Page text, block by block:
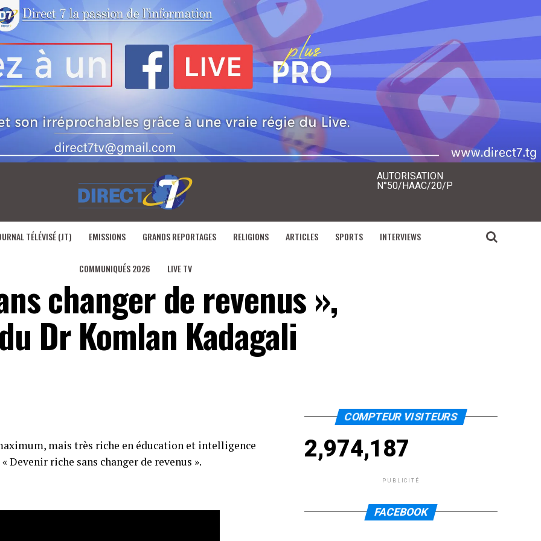
AUTORISATION
N°50/HAAC/20/P
TÉLÉVISÉ (JT) EMISSIONS GRANDS REPORTAGES RELIGIONS ARTICLES SPORTS INTERVIEWS
COMMUNIQUÉS 2026 LIVE TV
changer de revenus »,
Dr Komlan Kadagali
mais très riche en éducation et intelligence
riche sans changer de revenus ».
COMPTEUR VISITEURS
2,974,187
PUBLICITÉ
FACEBOOK